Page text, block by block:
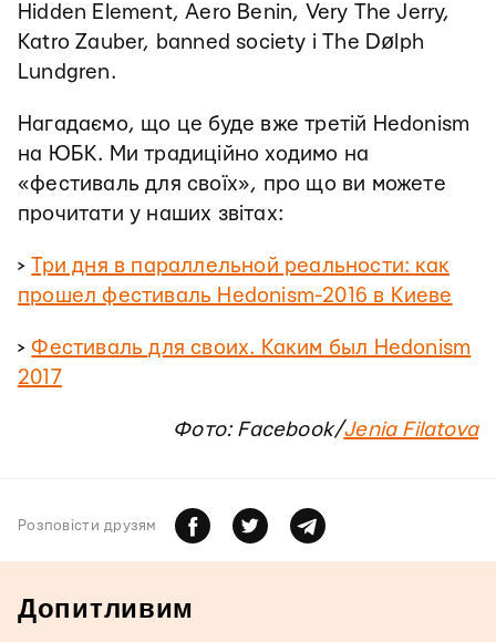
Hidden Element, Aero Benin, Very The Jerry,
Katro Zauber, banned society і The Dølph
Lundgren.
Нагадаємо, що це буде вже третій Hedonism
на ЮБК. Ми традиційно ходимо на
«фестиваль для своїх», про що ви можете
прочитати у наших звітах:
>Три дня в параллельной реальности: как
прошел фестиваль Hedonism-2016 в Киеве
>Фестиваль для своих. Каким был Hedonism
2017
Фото: Facebook/Jenia Filatova
Розповiсти друзям
Допитливим